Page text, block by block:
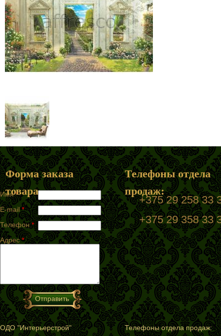
Форма заказа
товара
Имя*
E-mail*
Телефон*
Адрес*
Телефоны отдела
продаж:
+375 29 258 33
+375 29 358 33
ОДО "Интерьерстрой"
Телефоны отдела продаж: